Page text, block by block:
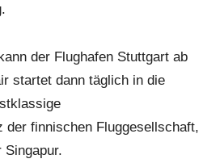
der Flughafen Stuttgart ab
startet dann täglich in die
der finnischen Fluggesellschaft,
Singapur.